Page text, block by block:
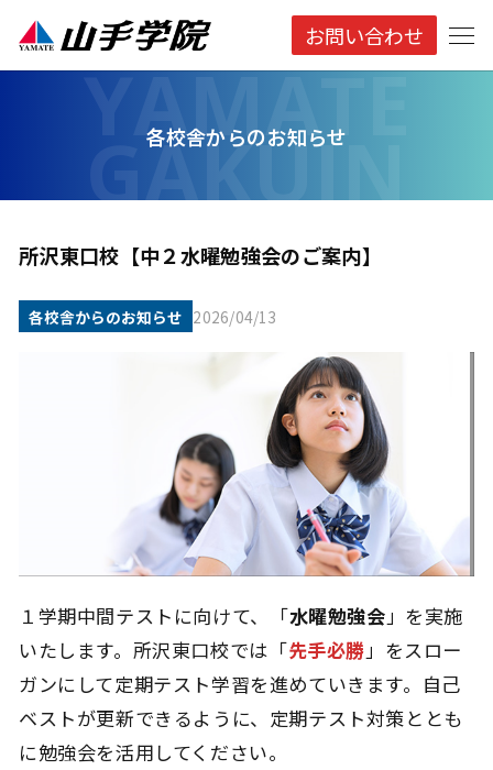
お問い合わせ
各校舎からのお知らせ
所沢東口校【中２水曜勉強会のご案内】
各校舎からのお知らせ 2026/04/13
１学期中間テストに向けて、「水曜勉強会 」を実施
いたします。所沢東口校では「先手必勝 」をスロー
ガンにして定期テスト学習を進めていきます。自己
ベストが更新できるように、定期テスト対策ととも
に勉強会を活用してください。